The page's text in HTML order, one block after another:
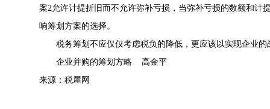
案2允许计提折旧而不允许弥补亏损，当弥补亏损的数额和计
响筹划方案的选择。
税务筹划不应仅仅考虑税负的降低，更应该以实现企业的
企业并购的筹划方略 高金平
来源：税屋网